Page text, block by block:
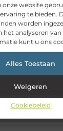
website
te bieden.
worden
het analyseren
kunt u ons
Alles Toestaan
Weigeren
Cookiebeleid
seals aan bij een
Nederlandse
van de
u bij Hydrotec
is namelijk een
expert en
importeurs
maakt niet uit